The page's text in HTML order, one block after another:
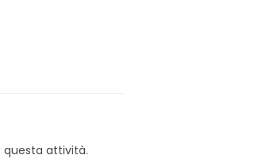
questa attività.